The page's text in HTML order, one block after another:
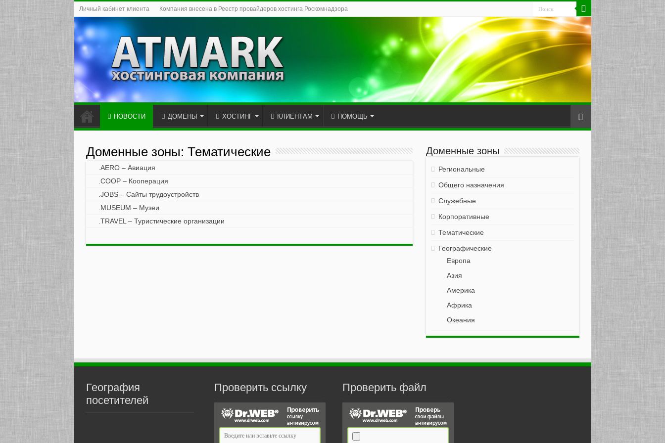
Личный кабинет клиента Компания внесена в Реестр провайдеров хостинга Роскомнадзора
НОВОСТИ ДОМЕНЫ ХОСТИНГ КЛИЕНТАМ ПОМОЩЬ
Доменные зоны: Тематические
.AERO – Авиация
.COOP – Кооперация
.JOBS – Сайты трудоустройств
.MUSEUM – Музеи
.TRAVEL – Туристические организации
Доменные зоны
Региональные
Общего назначения
Служебные
Корпоративные
Тематические
Географические
Европа
Азия
Америка
Африка
Океания
География
посетителей
Проверить ссылку Проверить файл